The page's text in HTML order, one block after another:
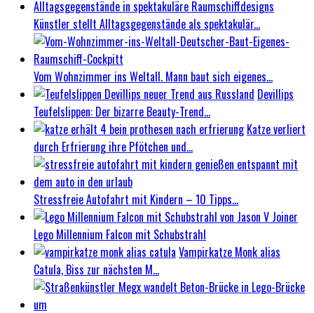
Künstler stellt Alltagsgegenstände als spektakulär...
Vom Wohnzimmer ins Weltall. Mann baut sich eigenes...
Devillips
Teufelslippen: Der bizarre Beauty-Trend...
Katze verliert
durch Erfrierung ihre Pfötchen und...
Stressfreie Autofahrt mit Kindern – 10 Tipps...
Lego Millennium Falcon mit Schubstrahl
Vampirkatze Monk alias
Catula, Biss zur nächsten M...